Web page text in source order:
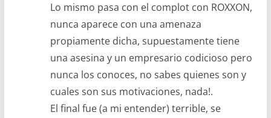
Lo mismo pasa con el complot con ROXXON,
nunca aparece con una amenaza
propiamente dicha, supuestamente tiene
una asesina y un empresario codicioso pero
nunca los conoces, no sabes quienes son y
cuales son sus motivaciones, nada!.
El final fue (a mi entender) terrible, se